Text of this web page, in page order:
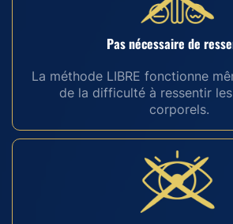
Pas nécessaire de
La méthode LIBRE fonctionne
de la difficulté à ressentir
corporels.